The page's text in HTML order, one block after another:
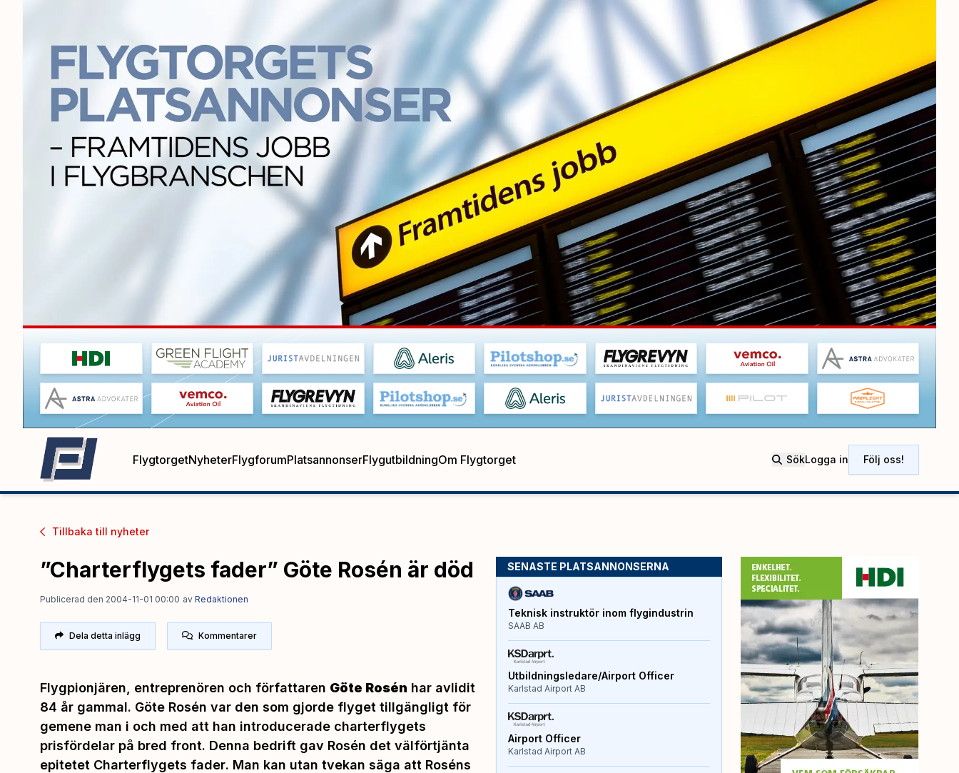
FlygtorgetNyheterFlygforumPlatsannonserFlygutbildningOm Flygtorget SökLogga in Följ oss!
Tillbaka till nyheter
”Charterflygets fader” Göte Rosén är död
Publicerad den 2004-11-01 00:00 av Redaktionen
Dela detta inlägg Kommentarer
Flygpionjären, entreprenören och författaren Göte Rosén har avlidit
84 år gammal. Göte Rosén var den som gjorde flyget tillgängligt för
gemene man i och med att han introducerade charterflygets
prisfördelar på bred front. Denna bedrift gav Rosén det välförtjänta
epitetet Charterflygets fader. Man kan utan tvekan säga att Roséns
SENASTE PLATSANNONSERNA
Teknisk instruktör inom flygindustrin
SAAB AB
Utbildningsledare/Airport Officer
Karlstad Airport AB
Airport Officer
Karlstad Airport AB